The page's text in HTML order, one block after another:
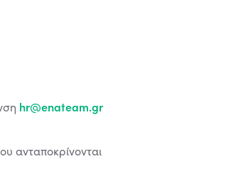
hr@enateam.gr
ανταποκρίνονται